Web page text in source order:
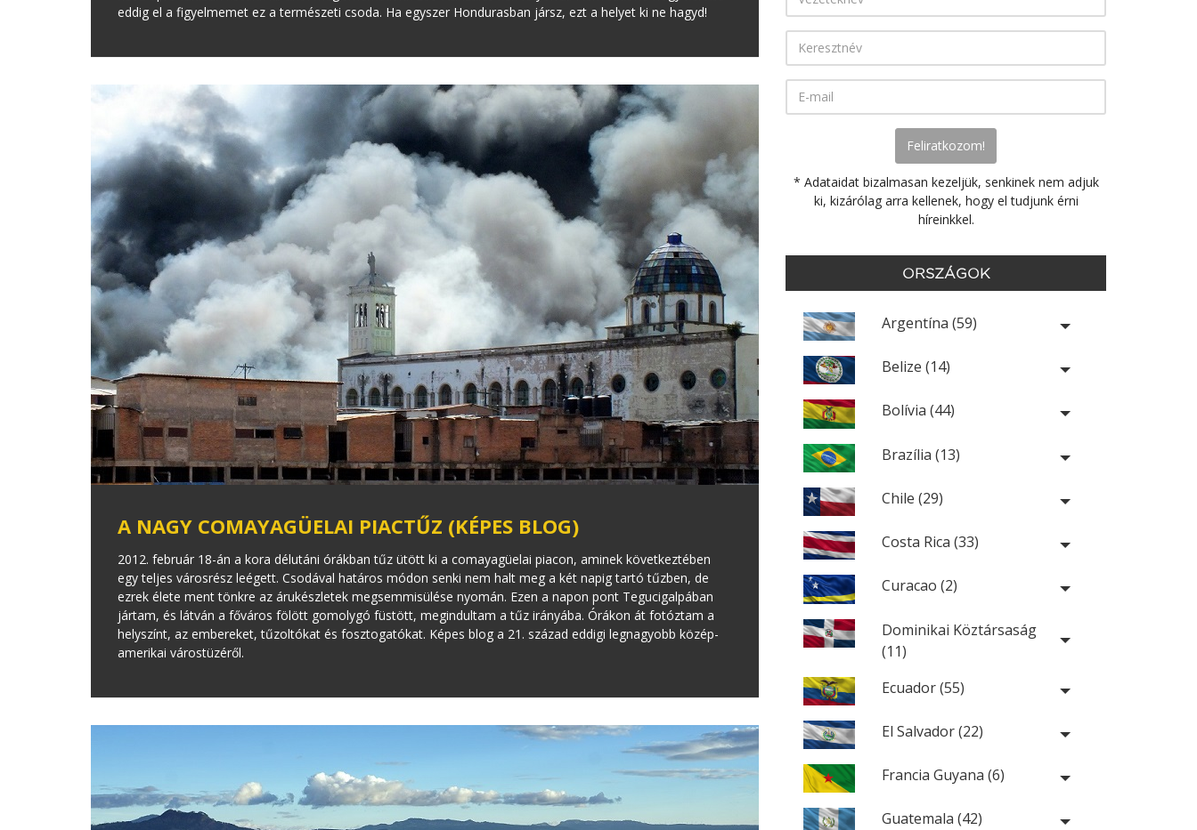
eddig el a figyelmemet ez a természeti csoda. Ha egyszer Hondurasban jársz, ezt a helyet ki ne hagyd!
A NAGY COMAYAGÜELAI PIACTŰZ (KÉPES BLOG)
2012. február 18-án a kora délutáni órákban tűz ütött ki a comayagüelai piacon, aminek következtében
egy teljes városrész leégett. Csodával határos módon senki nem halt meg a két napig tartó tűzben, de
ezrek élete ment tönkre az árukészletek megsemmisülése nyomán. Ezen a napon pont Tegucigalpában
jártam, és látván a főváros fölött gomolygó füstött, megindultam a tűz irányába. Órákon át fotóztam a
helyszínt, az embereket, tűzoltókat és fosztogatókat. Képes blog a 21. század eddigi legnagyobb közép-
amerikai várostüzéről.
* Adataidat bizalmasan kezeljük, senkinek nem adjuk
ki, kizárólag arra kellenek, hogy el tudjunk érni
híreinkkel.
ORSZÁGOK
Argentína (59)
Belize (14)
Bolívia (44)
Brazília (13)
Chile (29)
Costa Rica (33)
Curacao (2)
Dominikai Köztársaság
(11)
Ecuador (55)
El Salvador (22)
Francia Guyana (6)
Guatemala (42)